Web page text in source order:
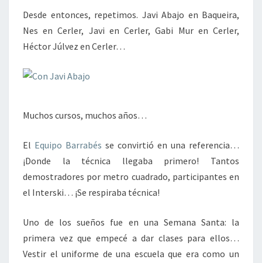
Desde entonces, repetimos. Javi Abajo en Baqueira,
Nes en Cerler, Javi en Cerler, Gabi Mur en Cerler,
Héctor Júlvez en Cerler…
Muchos cursos, muchos años…
El Equipo Barrabés se convirtió en una referencia…
¡Donde la técnica llegaba primero! Tantos
demostradores por metro cuadrado, participantes en
el Interski… ¡Se respiraba técnica!
Uno de los sueños fue en una Semana Santa: la
primera vez que empecé a dar clases para ellos…
Vestir el uniforme de una escuela que era como un